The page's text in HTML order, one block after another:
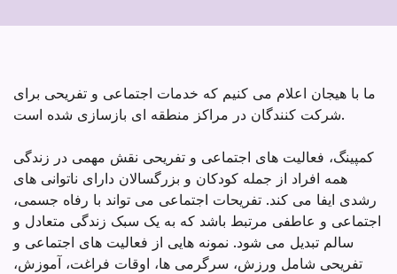
کمپینگ،
اجتماعی
تفریحی
ما با هیجان اعلام می کنیم که خدمات اجتماعی و تفریحی برای
شرکت کنندگان در مراکز منطقه ای بازسازی شده است.
کمپینگ، فعالیت های اجتماعی و تفریحی نقش مهمی در زندگی
همه افراد از جمله کودکان و بزرگسالان دارای ناتوانی های
رشدی ایفا می کند. تفریحات اجتماعی می تواند با رفاه جسمی،
اجتماعی و عاطفی مرتبط باشد که به یک سبک زندگی متعادل و
سالم تبدیل می شود. نمونه هایی از فعالیت های اجتماعی و
تفریحی شامل ورزش، سرگرمی ها، اوقات فراغت، آموزش،